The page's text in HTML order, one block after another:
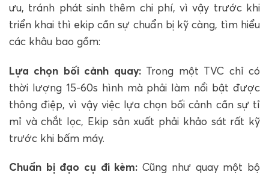
ưu, tránh phát sinh thêm chi phí, vì vậy trước khi
triển khai thì ekip cần sự chuẩn bị kỹ càng, tìm hiểu
các khâu bao gồm:
Lựa chọn bối cảnh quay: Trong một TVC chỉ có
thời lượng 15-60s hình mà phải làm nổi bật được
thông điệp, vì vậy việc lựa chọn bối cảnh cần sự tỉ
mỉ và chắt lọc, Ekip sản xuất phải khảo sát rất kỹ
trước khi bấm máy.
Chuẩn bị đạo cụ đi kèm: Cũng như quay một bộ